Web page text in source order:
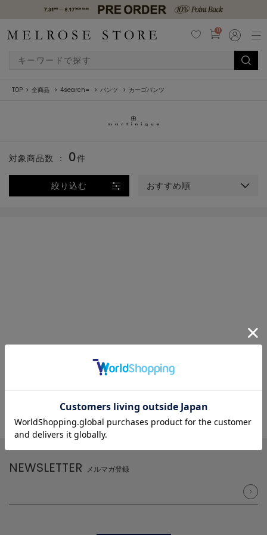
0
TOP 全商品 4search= パンツ カーゴパンツ
絞り込む おすすめ順
対象商品数 ： 0件
NEWSLETTER メルマガ登録